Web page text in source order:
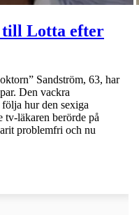
till Lotta efter
Sandström, 63, har
Den vackra
hur den sexiga
tv-läkaren berörde på
problemfri och nu